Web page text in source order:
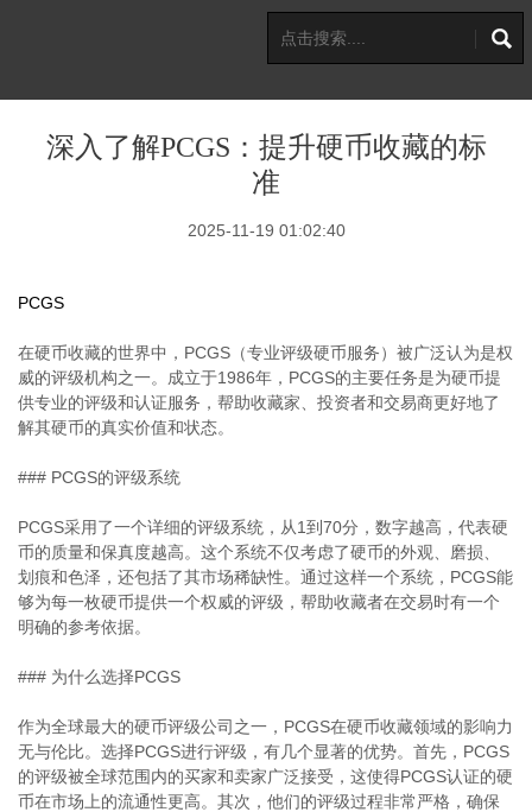
深入了解PCGS：提升硬币收藏的标
准
2025-11-19 01:02:40
PCGS
在硬币收藏的世界中，PCGS（专业评级硬币服务）被广泛认为是权
威的评级机构之一。成立于1986年，PCGS的主要任务是为硬币提
供专业的评级和认证服务，帮助收藏家、投资者和交易商更好地了
解其硬币的真实价值和状态。
### PCGS的评级系统
PCGS采用了一个详细的评级系统，从1到70分，数字越高，代表硬
币的质量和保真度越高。这个系统不仅考虑了硬币的外观、磨损、
划痕和色泽，还包括了其市场稀缺性。通过这样一个系统，PCGS能
够为每一枚硬币提供一个权威的评级，帮助收藏者在交易时有一个
明确的参考依据。
### 为什么选择PCGS
作为全球最大的硬币评级公司之一，PCGS在硬币收藏领域的影响力
无与伦比。选择PCGS进行评级，有几个显著的优势。首先，PCGS
的评级被全球范围内的买家和卖家广泛接受，这使得PCGS认证的硬
币在市场上的流通性更高。其次，他们的评级过程非常严格，确保